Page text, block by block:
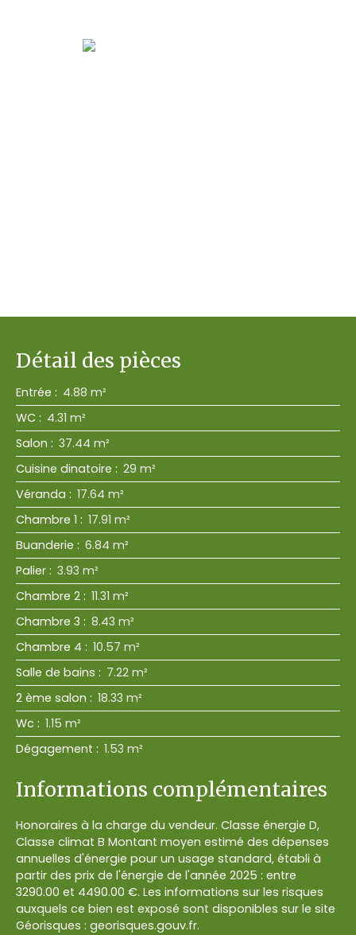
Détail des pièces
Entrée : 4.88 m²
WC : 4.31 m²
Salon : 37.44 m²
Cuisine dinatoire : 29 m²
Véranda : 17.64 m²
Chambre 1 : 17.91 m²
Buanderie : 6.84 m²
Palier : 3.93 m²
Chambre 2 : 11.31 m²
Chambre 3 : 8.43 m²
Chambre 4 : 10.57 m²
Salle de bains : 7.22 m²
2 ème salon : 18.33 m²
Wc : 1.15 m²
Dégagement : 1.53 m²
Informations complémentaires
Honoraires à la charge du vendeur. Classe énergie D,
Classe climat B Montant moyen estimé des dépenses
annuelles d'énergie pour un usage standard, établi à
partir des prix de l'énergie de l'année 2025 : entre
3290.00 et 4490.00 €. Les informations sur les risques
auxquels ce bien est exposé sont disponibles sur le site
Géorisques : georisques.gouv.fr.